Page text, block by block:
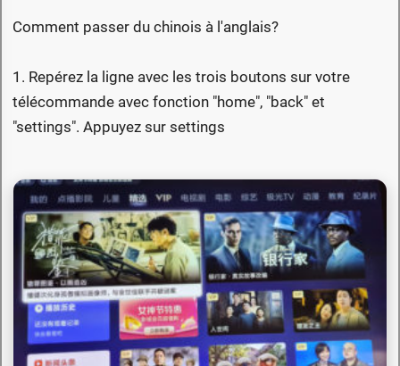
Comment passer du chinois à l'anglais?
1. Repérez la ligne avec les trois boutons sur votre
télécommande avec fonction "home", "back" et
"settings". Appuyez sur settings